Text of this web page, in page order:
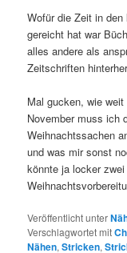
Wofür die Zeit in
gereicht hat war
alles andere als
Zeitschriften
Mal gucken, wie
November muss ich
Weihnachtssachen
und was mir sonst
könnte ja locker
Veröffentlicht unter
Verschlagwortet mit
Nähen,Stricken,